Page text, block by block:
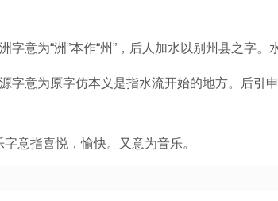
洲字意为“洲”本作“州”，后人加水以别州县之字。
源字意为原字仿本义是指水流开始的地方。后引
字意指喜悦，愉快。又意为音乐。